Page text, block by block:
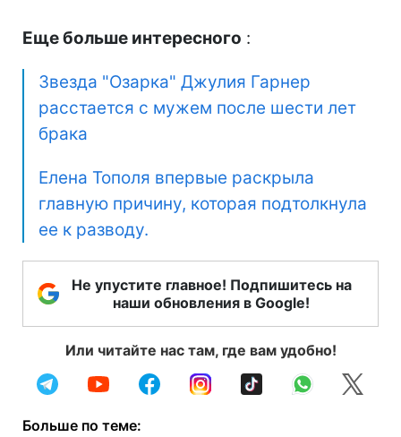
Еще больше интересного :
Звезда "Озарка" Джулия Гарнер
расстается с мужем после шести лет
брака
Елена Тополя впервые раскрыла
главную причину, которая подтолкнула
ее к разводу.
Не упустите главное! Подпишитесь на
наши обновления в Google!
Или читайте нас там, где вам удобно!
Больше по теме: